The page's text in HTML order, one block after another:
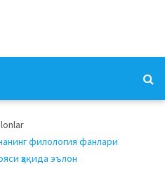
филология фанлари
ҳақида эълон